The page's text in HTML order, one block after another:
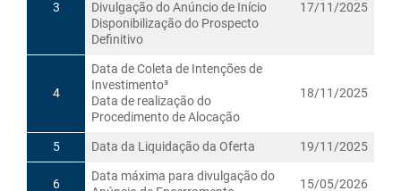
3
Divulgação do Anúncio de Início
Disponibilização do Prospecto
Definitivo
17/11/2025
4
Data de Coleta de Intenções de
Investimento³
Data de realização do
Procedimento de Alocação
18/11/2025
5 Data da Liquidação da Oferta 19/11/2025
6
Data máxima para divulgação do
15/05/2026